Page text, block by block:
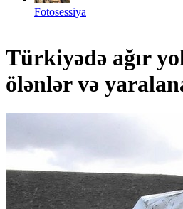
Fotosessiya
Türkiyədə ağır
ölənlər və